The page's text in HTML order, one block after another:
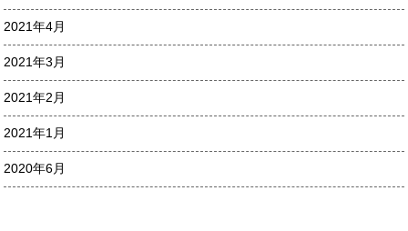
2021年4月
2021年3月
2021年2月
2021年1月
2020年6月